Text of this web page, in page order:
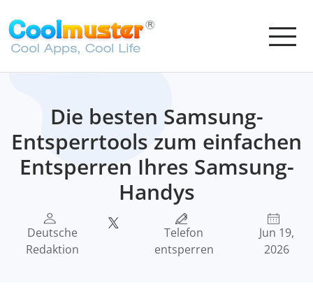
Die besten Samsung-
Entsperrtools zum einfachen
Entsperren Ihres Samsung-
Handys
Deutsche
Redaktion
Telefon
entsperren
Jun 19,
2026